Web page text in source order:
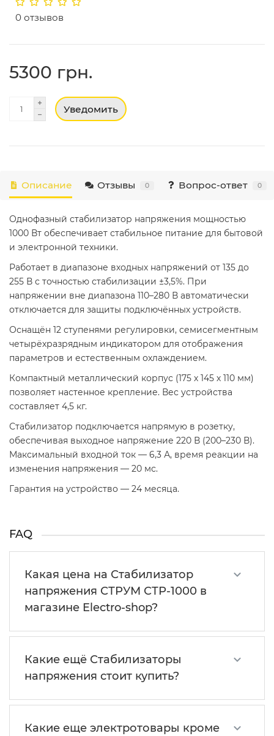
0 отзывов
5300 грн.
Уведомить
Описание Отзывы 0 Вопрос-ответ 0
Однофазный стабилизатор напряжения мощностью
1000 Вт обеспечивает стабильное питание для бытовой
и электронной техники.
Работает в диапазоне входных напряжений от 135 до
255 В с точностью стабилизации ±3,5%. При
напряжении вне диапазона 110–280 В автоматически
отключается для защиты подключённых устройств.
Оснащён 12 ступенями регулировки, семисегментным
четырёхразрядным индикатором для отображения
параметров и естественным охлаждением.
Компактный металлический корпус (175 х 145 х 110 мм)
позволяет настенное крепление. Вес устройства
составляет 4,5 кг.
Стабилизатор подключается напрямую в розетку,
обеспечивая выходное напряжение 220 В (200–230 В).
Максимальный входной ток — 6,3 А, время реакции на
изменения напряжения — 20 мс.
Гарантия на устройство — 24 месяца.
FAQ
Какая цена на Стабилизатор
напряжения СТРУМ СТР-1000 в
магазине Electro-shop?
Какие ещё Стабилизаторы
напряжения стоит купить?
Какие еще электротовары кроме